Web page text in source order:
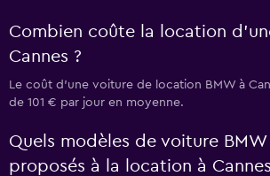
Combien coûte la location
Cannes ?
Le coût d'une voiture de location BMW à
de 101 € par jour en moyenne.
Quels modèles de voiture
proposés à la location à